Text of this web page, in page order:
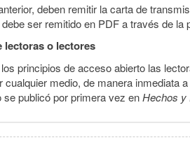
deben remitir la carta de
ser remitido en PDF a través de la
lectoras o lectores
principios de acceso abierto las
cualquier medio, de manera inmediata
se publicó por primera vez enHechos y